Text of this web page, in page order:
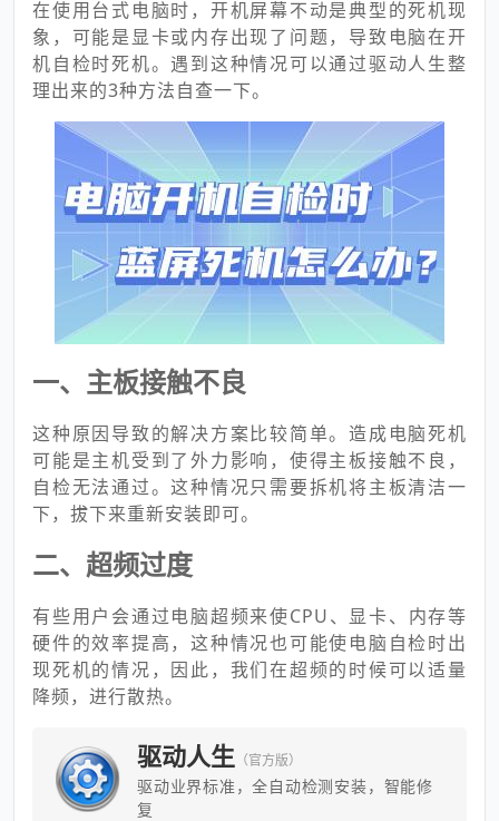
在使用台式电脑时，开机屏幕不动是典型的死机现
象，可能是显卡或内存出现了问题，导致电脑在开
机自检时死机。遇到这种情况可以通过驱动人生整
理出来的3种方法自查一下。
一、主板接触不良
这种原因导致的解决方案比较简单。造成电脑死机
可能是主机受到了外力影响，使得主板接触不良，
自检无法通过。这种情况只需要拆机将主板清洁一
下，拔下来重新安装即可。
二、超频过度
有些用户会通过电脑超频来使CPU、显卡、内存等
硬件的效率提高，这种情况也可能使电脑自检时出
现死机的情况，因此，我们在超频的时候可以适量
降频，进行散热。
驱动人生 （官方版）
驱动业界标准，全自动检测安装，智能修
复